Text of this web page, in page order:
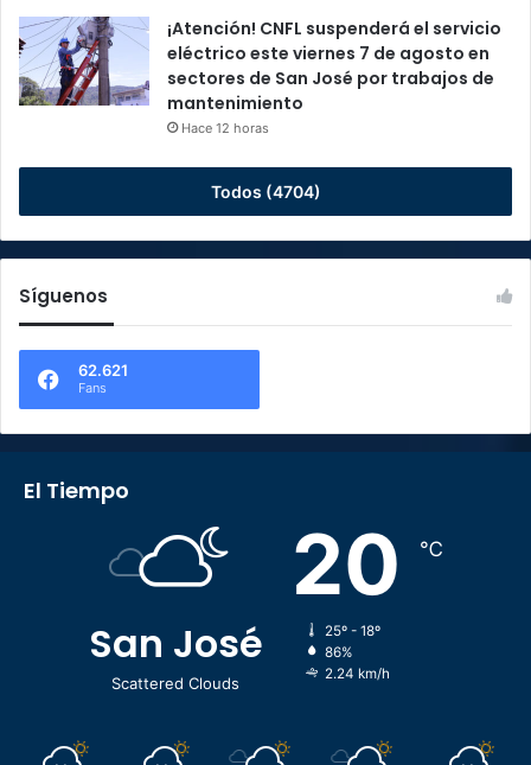
¡Atención! CNFL suspenderá el servicio
eléctrico este viernes 7 de agosto en
sectores de San José por trabajos de
mantenimiento
Hace 12 horas
Todos (4704)
Síguenos
62.621
Fans
El Tiempo
San José
Scattered Clouds
20 ℃
25º - 18º
86%
2.24 km/h